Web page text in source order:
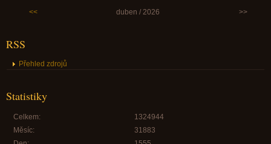
<< duben / 2026 >>
RSS
Přehled zdrojů
Statistiky
Celkem:
1324944
Měsíc:
31883